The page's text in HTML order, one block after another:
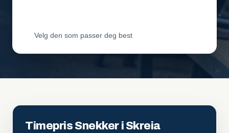
Velg den som passer deg best
Timepris Snekker i Skreia